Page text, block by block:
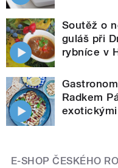
Soutěž o
guláš při
rybníce v
Radkem
E-SHOP ČESKÉHO